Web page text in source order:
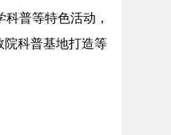
普等特色活动，
院科普基地打造等